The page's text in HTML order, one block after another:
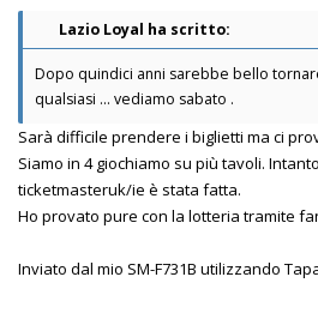
Lazio Loyal ha scritto:
Dopo quindici anni sarebbe bello
qualsiasi … vediamo sabato .
Sarà difficile prendere i biglietti ma ci
Siamo in 4 giochiamo su più tavoli.
ticketmasteruk/ie è stata fatta.
Ho provato pure con la lotteria tramite
Inviato dal mio SM-F731B utilizzando